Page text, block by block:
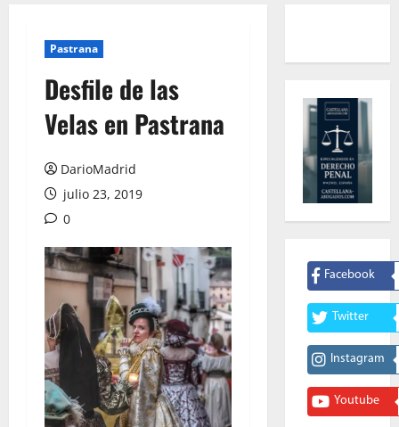
Pastrana
Desfile de las
Velas en Pastrana
DarioMadrid
julio 23, 2019
0
Facebook
Twitter
Instagram
Youtube